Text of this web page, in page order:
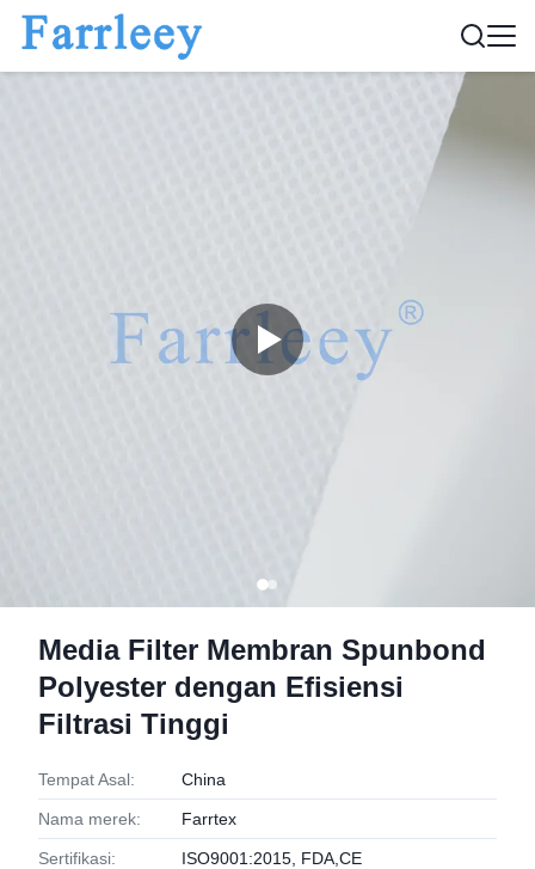
Media Filter Membran Spunbond
Polyester dengan Efisiensi
Filtrasi Tinggi
Tempat Asal: China
Nama merek: Farrtex
Sertifikasi: ISO9001:2015, FDA,CE